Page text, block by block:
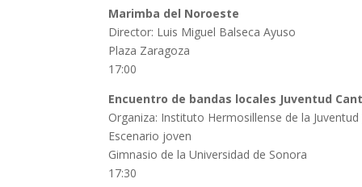
Marimba del Noroeste
Director: Luis Miguel Balseca Ayuso
Plaza Zaragoza
17:00
Encuentro de bandas locales Juventud
Organiza: Instituto Hermosillense de la Juventud
Escenario joven
Gimnasio de la Universidad de Sonora
17:30